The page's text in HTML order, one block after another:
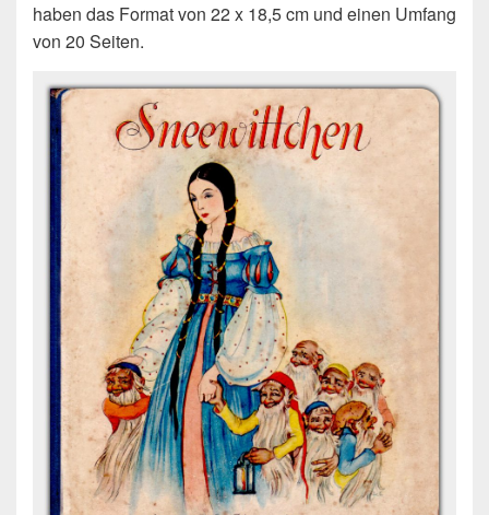
haben das Format von 22 x 18,5 cm und einen Umfang
von 20 Seiten.